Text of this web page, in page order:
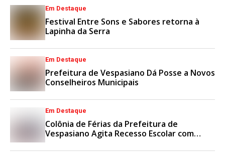
Em Destaque
Festival Entre Sons e Sabores retorna à
Lapinha da Serra
Em Destaque
Prefeitura de Vespasiano Dá Posse a Novos
Conselheiros Municipais
Em Destaque
Colônia de Férias da Prefeitura de
Vespasiano Agita Recesso Escolar com